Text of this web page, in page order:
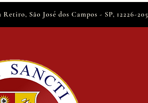
São José dos Campos - SP, 12226-205